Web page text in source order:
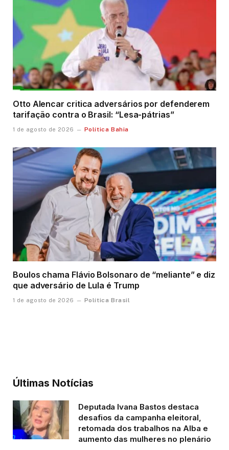
Otto Alencar critica adversários por defenderem
tarifação contra o Brasil: “Lesa-pátrias”
1 de agosto de 2026 Política Bahia
Boulos chama Flávio Bolsonaro de “meliante” e diz
que adversário de Lula é Trump
1 de agosto de 2026 Política Brasil
Últimas Notícias
Deputada Ivana Bastos destaca
desafios da campanha eleitoral,
retomada dos trabalhos na Alba e
aumento das mulheres no plenário